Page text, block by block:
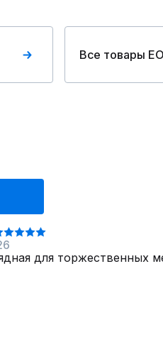
Все товары
для торжественных